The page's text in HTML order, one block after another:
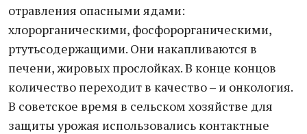
отравления опасными ядами:
хлорорганическими, фосфорорганическими,
ртутьсодержащими. Они накапливаются в
печени, жировых прослойках. В конце концов
количество переходит в качество – и онкология.
В советское время в сельском хозяйстве для
защиты урожая использовались контактные